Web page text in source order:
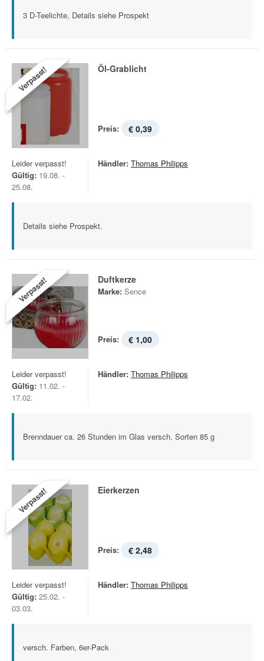
3 D-Teelichte, Details siehe Prospekt
Verpasst! Öl-Grablicht
Preis: € 0,39
Leider verpasst!
Gültig: 19.08. -
25.08.
Händler: Thomas Philipps
Details siehe Prospekt.
Verpasst! Duftkerze
Marke: Sence
Preis: € 1,00
Leider verpasst!
Gültig: 11.02. -
17.02.
Händler: Thomas Philipps
Brenndauer ca. 26 Stunden im Glas versch. Sorten 85 g
Verpasst! Eierkerzen
Preis: € 2,48
Leider verpasst!
Gültig: 25.02. -
03.03.
Händler: Thomas Philipps
versch. Farben, 6er-Pack